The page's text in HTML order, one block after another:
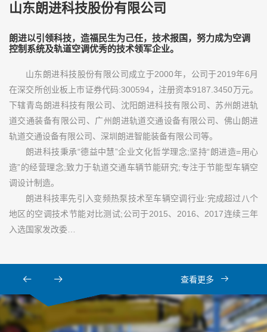
山东朗进科技股份有限公司
朗进以引领科技，造福民生为己任，技术报国，努力成为空调
控制系统及轨道空调优秀的技术领军企业。
山东朗进科技股份有限公司成立于2000年，公司于2019年6月
在深交所创业板上市证券代码:300594，注册资本9187.3450万元。
下辖青岛朗进科技有限公司、沈阳朗进科技有限公司、苏州朗进轨
道交通装备有限公司、广州朗进轨道交通设备有限公司、佛山朗进
轨道交通设备有限公司、深圳朗进智能装备有限公司等。
朗进科技秉承“德益中慧”企业文化哲学理念;坚持“朗进造=用心
造”的经营理念;致力于轨道交通车辆节能研究;专注于节能型车辆空
调设计制造。
朗进科技率先引入变频热泵技术至车辆空调行业:完成超过八个
地区的空调技术节能对比测试;公司于2015、2016、2017连续三年
入选国家发改委…
查看更多